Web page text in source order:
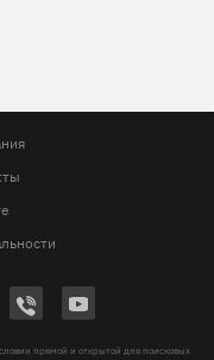
прямой и открытой для поисковых